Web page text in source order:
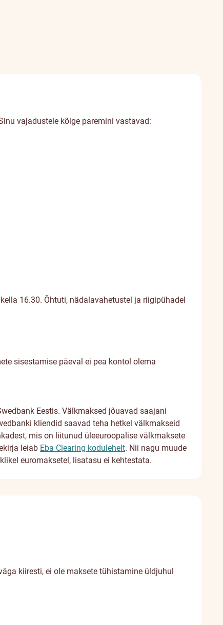
vajadustele kõige paremini vastavad:
16.30. Õhtuti, nädalavahetustel ja riigipühadel
sisestamise päeval ei pea kontol olema
Eestis. Välkmaksed jõuavad saajani
kliendid saavad teha hetkel välkmakseid
mis on liitunud üleeuroopalise välkmaksete
leiab Eba Clearing kodulehelt. Nii nagu muude
euromaksetel, lisatasu ei kehtestata.
kiiresti, ei ole maksete tühistamine üldjuhul